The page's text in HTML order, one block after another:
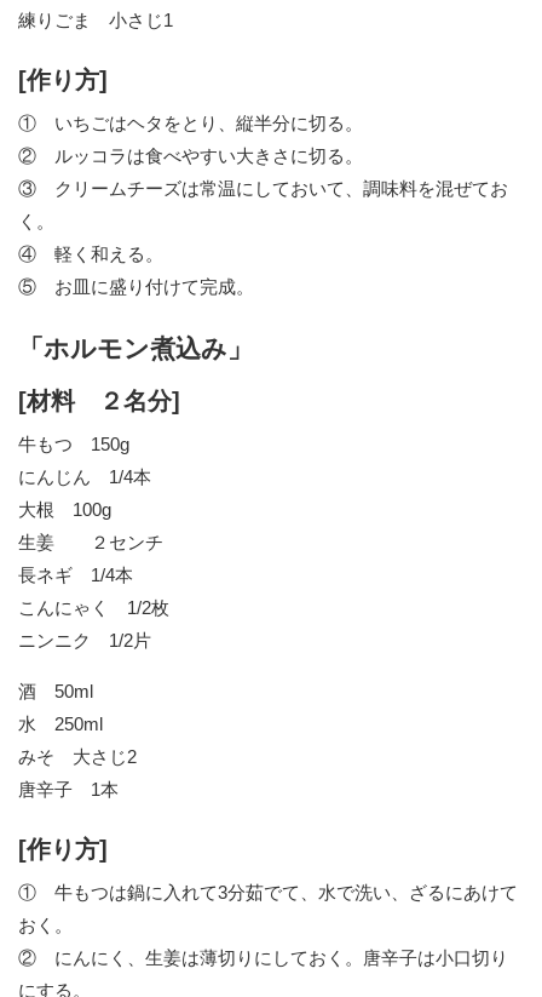
練りごま 小さじ1
[作り方]
① いちごはヘタをとり、縦半分に切る。
② ルッコラは食べやすい大きさに切る。
③ クリームチーズは常温にしておいて、調味料を混ぜてお
く。
④ 軽く和える。
⑤ お皿に盛り付けて完成。
「ホルモン煮込み」
[材料 ２名分]
牛もつ 150g
にんじん 1/4本
大根 100g
生姜 ２センチ
長ネギ 1/4本
こんにゃく 1/2枚
ニンニク 1/2片
酒 50ml
水 250ml
みそ 大さじ2
唐辛子 1本
[作り方]
① 牛もつは鍋に入れて3分茹でて、水で洗い、ざるにあけて
おく。
② にんにく、生姜は薄切りにしておく。唐辛子は小口切り
にする。